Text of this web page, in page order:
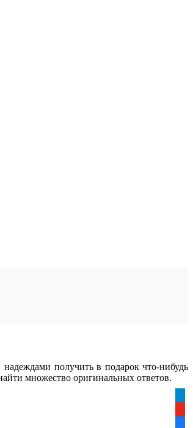
получить в подарок что-нибудь
множество оригинальных ответов.